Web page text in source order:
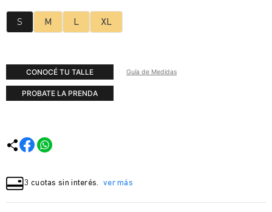
S M L XL
CONOCÉ TU TALLE Guía de Medidas
PROBATE LA PRENDA
3 cuotas sin interés. ver más